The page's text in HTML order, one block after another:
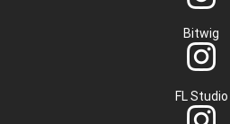
Bitwig
FL Studio